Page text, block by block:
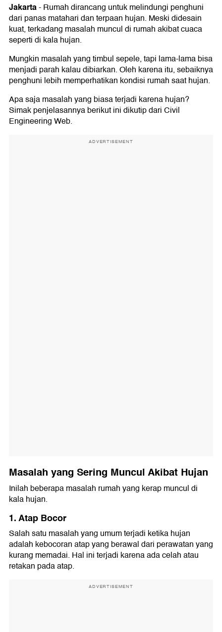
Jakarta-Rumah dirancang untuk melindungi penghuni
dari panas matahari dan terpaan hujan. Meski didesain
kuat, terkadang masalah muncul di rumah akibat cuaca
seperti di kala hujan.
Mungkin masalah yang timbul sepele, tapi lama-lama bisa
menjadi parah kalau dibiarkan. Oleh karena itu, sebaiknya
penghuni lebih memperhatikan kondisi rumah saat hujan.
Apa saja masalah yang biasa terjadi karena hujan?
Simak penjelasannya berikut ini dikutip dari Civil
Engineering Web.
ADVERTISEMENT
Masalah yang Sering Muncul Akibat Hujan
Inilah beberapa masalah rumah yang kerap muncul di
kala hujan.
1. Atap Bocor
Salah satu masalah yang umum terjadi ketika hujan
adalah kebocoran atap yang berawal dari perawatan yang
kurang memadai. Hal ini terjadi karena ada celah atau
retakan pada atap.
ADVERTISEMENT